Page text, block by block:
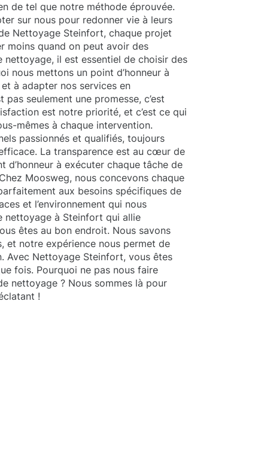
de tel que notre méthode éprouvée.
sur nous pour redonner vie à leurs
Nettoyage Steinfort, chaque projet
moins quand on peut avoir des
nettoyage, il est essentiel de choisir des
nous mettons un point d’honneur à
à adapter nos services en
seulement une promesse, c’est
est notre priorité, et c’est ce qui
mêmes à chaque intervention.
passionnés et qualifiés, toujours
La transparence est au cœur de
d’honneur à exécuter chaque tâche de
Moosweg, nous concevons chaque
aux besoins spécifiques de
et l’environnement qui nous
nettoyage à Steinfort qui allie
êtes au bon endroit. Nous savons
et notre expérience nous permet de
Avec Nettoyage Steinfort, vous êtes
fois. Pourquoi ne pas nous faire
nettoyage ? Nous sommes là pour
!